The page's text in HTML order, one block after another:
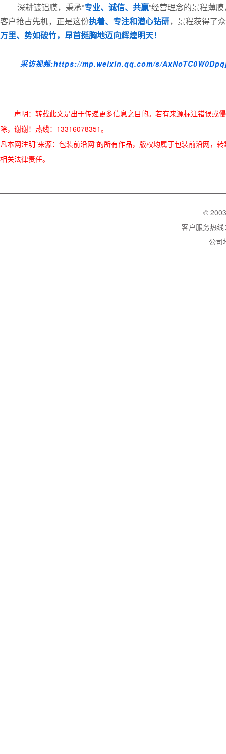
深耕镀铝膜，秉承“专业、诚信、共赢”经营理念的景程薄
客户抢占先机，正是这份执着、专注和潜心钻研，景程获得了
万里、势如破竹，昂首挺胸地迈向辉煌明天！
采访视频:https://mp.weixin.qq.com/s/
声明：转载此文是出于传递更多信息之目的。若有来源标注错误或
除，谢谢！热线：13316078351。
凡本网注明"来源：包装前沿网"的所有作品，版权均属于包装前沿网，
相关法律责任。
©
客户服务热
公司